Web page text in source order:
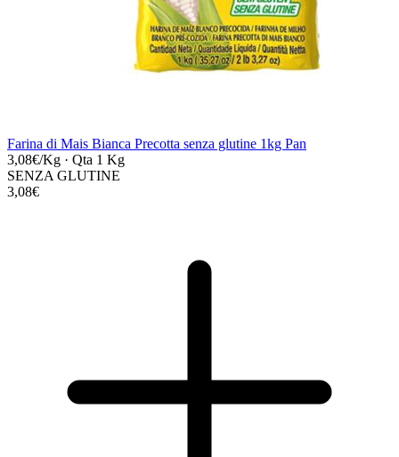
Farina di Mais Bianca Precotta senza glutine 1kg Pan
3,08€/Kg · Qta 1 Kg
SENZA GLUTINE
3,08€